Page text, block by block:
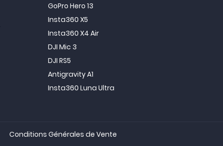
GoPro Hero 13
Insta360 X5
Insta360 X4 Air
DJI Mic 3
DJI RS5
Antigravity A1
Insta360 Luna Ultra
Conditions Générales de Vente